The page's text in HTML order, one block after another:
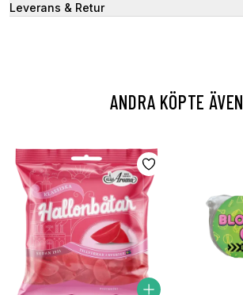
Leverans & Retur
ANDRA KÖPTE ÄVEN